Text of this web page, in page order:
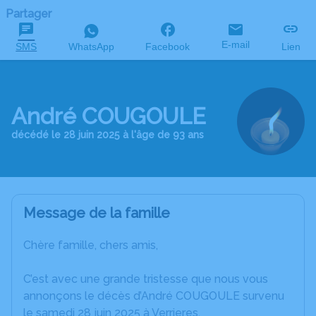
Partager
SMS WhatsApp Facebook E-mail Lien
André COUGOULE
décédé le 28 juin 2025 à l'âge de 93 ans
Message de la famille
Chère famille, chers amis,
C’est avec une grande tristesse que nous vous
annonçons le décès d’André COUGOULE survenu
le samedi 28 juin 2025 à Verrieres.